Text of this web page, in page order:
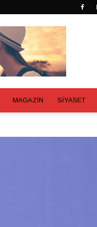
MAGAZİN SİYASET